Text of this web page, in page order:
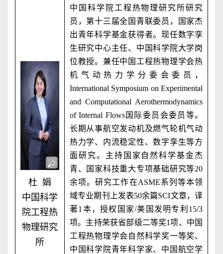
杜 娟
中国科学
院工程热
物理研究
所
中国科学院工程热物理研究所研究
员，第十三届全国青联委员，国家杰
出青年科学基金获得者。现任数字孪
生研究中心主任、中国科学院大学岗
位教授。兼任中国工程热物理学会热
机气动热力学分委会委员，
International Symposium on Experimental
and Computational Aerothermodynamics
of Internal Flows国际委员会委员等。
长期从事航空发动机及燃气轮机气动
热力学、内流稳定性、数字孪生等方
面研究。主持国家自然科学基金杰
青、国家科技重大专项基础研究等20
余项。研究工作在ASME系列等本领
域专业期刊上发表50余篇SCI文章，译
著1 本，授权国家/美国发明专利 15/3
项。主持荣获省部级二等奖1项、中国
工程热物理学会自然科学奖一等奖、
中国科学院青年科学家、中国航空学